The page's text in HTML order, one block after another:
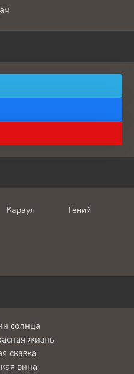
Караул Гений
солнца
жизнь
сказка
вина